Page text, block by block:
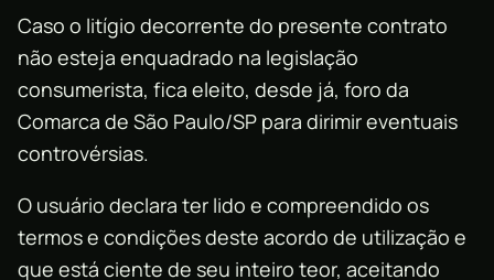
Caso o litígio decorrente do presente contrato
não esteja enquadrado na legislação
consumerista, fica eleito, desde já, foro da
Comarca de São Paulo/SP para dirimir eventuais
controvérsias.
O usuário declara ter lido e compreendido os
termos e condições deste acordo de utilização e
que está ciente de seu inteiro teor, aceitando